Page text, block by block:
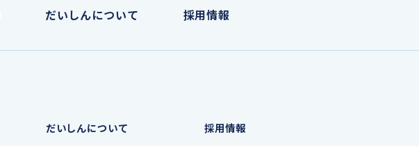
だいしんについて 採用情報
だいしんについて 採用情報